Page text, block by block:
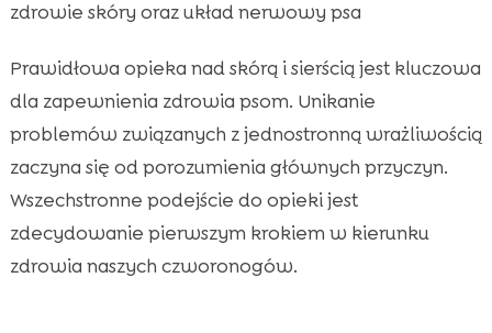
zdrowie skóry oraz układ nerwowy psa
Prawidłowa opieka nad skórą i sierścią jest kluczowa
dla zapewnienia zdrowia psom. Unikanie
problemów związanych z jednostronną wrażliwością
zaczyna się od porozumienia głównych przyczyn.
Wszechstronne podejście do opieki jest
zdecydowanie pierwszym krokiem w kierunku
zdrowia naszych czworonogów.